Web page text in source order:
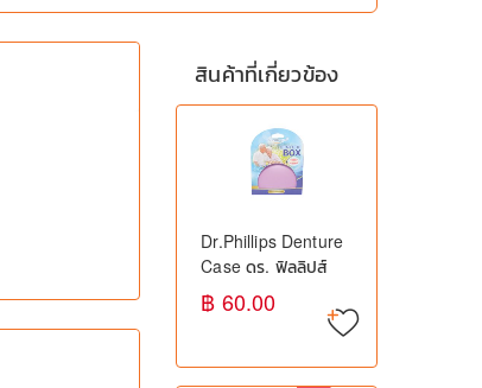
สินค้าที่เกี่ยวข้อง
Dr.Phillips Denture
Case ดร. ฟิลลิปส์
กล่องใส่ฟันปลอม
฿ 60.00